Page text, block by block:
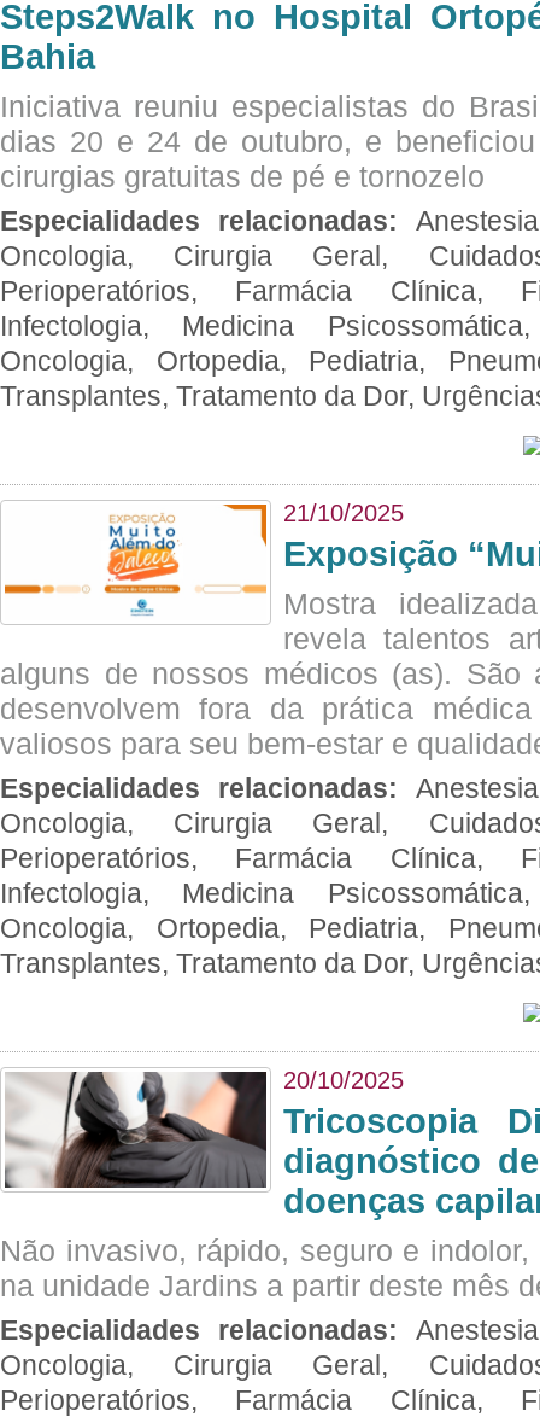
Steps2Walk no Hospital
Bahia
Iniciativa reuniu especialistas do
dias 20 e 24 de outubro, e
cirurgias gratuitas de pé e tornozelo
Especialidades relacionadas:
Oncologia, Cirurgia Geral,
Perioperatórios, Farmácia Clínica,
Infectologia, Medicina
Oncologia, Ortopedia, Pediatria,
Transplantes, Tratamento da Dor,
21/10/2025
Exposição
Mostra
revela talentos
alguns de nossos médicos (as). São
desenvolvem fora da prática
valiosos para seu bem-estar e
Especialidades relacionadas:
Oncologia, Cirurgia Geral,
Perioperatórios, Farmácia Clínica,
Infectologia, Medicina
Oncologia, Ortopedia, Pediatria,
Transplantes, Tratamento da Dor,
20/10/2025
Tricoscopia
diagnóstico
doenças
Não invasivo, rápido, seguro e
na unidade Jardins a partir deste mês
Especialidades relacionadas:
Oncologia, Cirurgia Geral,
Perioperatórios, Farmácia Clínica,